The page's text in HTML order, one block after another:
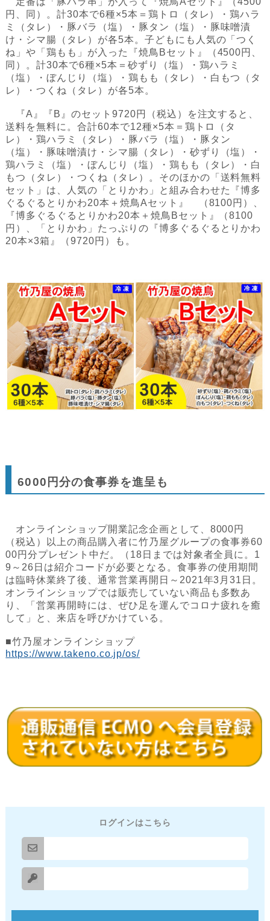
円、同）。計30本で6種×5本＝鶏トロ（タレ）・鶏ハラ
ミ（タレ）・豚バラ（塩）・豚タン（塩）・豚味噌漬
け・シマ腸（タレ）が各5本。子どもにも人気の「つく
ね」や「鶏もも」が入った『焼鳥Bセット』（4500円、
同）。計30本で6種×5本＝砂ずり（塩）・鶏ハラミ
（塩）・ぼんじり（塩）・鶏もも（タレ）・白もつ（タ
レ）・つくね（タレ）が各5本。
『A』『B』のセット9720円（税込）を注文すると、
送料を無料に。合計60本で12種×5本＝鶏トロ（タ
レ）・鶏ハラミ（タレ）・豚バラ（塩）・豚タン
（塩）・豚味噌漬け・シマ腸（タレ）・砂ずり（塩）・
鶏ハラミ（塩）・ぼんじり（塩）・鶏もも（タレ）・白
もつ（タレ）・つくね（タレ）。そのほかの「送料無料
セット」は、人気の「とりかわ」と組み合わせた『博多
ぐるぐるとりかわ20本＋焼鳥Aセット』 （8100円）、
『博多ぐるぐるとりかわ20本＋焼鳥Bセット』（8100
円）、「とりかわ」たっぷりの『博多ぐるぐるとりかわ
20本×3箱』（9720円）も。
6000円分の食事券を進呈も
オンラインショップ開業記念企画として、8000円
（税込）以上の商品購入者に竹乃屋グループの食事券60
00円分プレゼント中だ。（18日までは対象者全員に。1
9～26日は紹介コードが必要となる。食事券の使用期間
は臨時休業終了後、通常営業再開日～2021年3月31日。
オンラインショップでは販売していない商品も多数あ
り、「営業再開時には、ぜひ足を運んでコロナ疲れを癒
して」と、来店を呼びかけている。
■竹乃屋オンラインショップ
https://www.takeno.co.jp/os/
ログインはこちら